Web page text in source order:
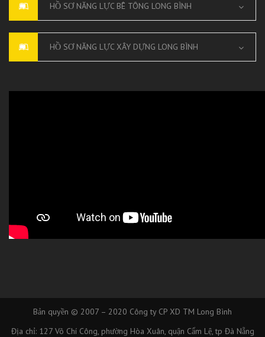
HỒ SƠ NĂNG LỰC BÊ TÔNG LONG BÌNH
HỒ SƠ NĂNG LỰC XÂY DỰNG LONG BÌNH
Bản quyền © 2007 – 2020 Công ty CP XD TM Long Bình
Địa chỉ: 127 Võ Chí Công, phường Hòa Xuân, quận Cẩm Lệ, tp Đà Nẵng